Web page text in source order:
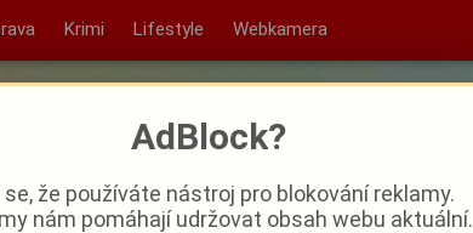
Krimi Lifestyle Webkamera
AdBlock?
se, že používáte nástroj pro blokování reklamy.
nám pomáhají udržovat obsah webu aktuální.